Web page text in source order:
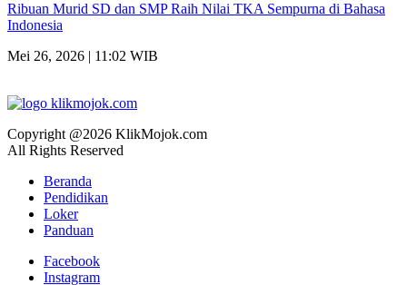
Ribuan Murid SD dan SMP Raih Nilai TKA Sempurna di Bahasa
Indonesia
Mei 26, 2026 | 11:02 WIB
Copyright @2026 KlikMojok.com
All Rights Reserved
Beranda
Pendidikan
Loker
Panduan
Facebook
Instagram